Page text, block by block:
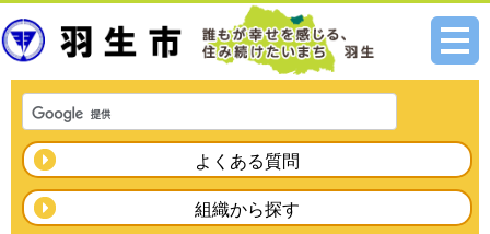
メニ
よくある質問
組織から探す